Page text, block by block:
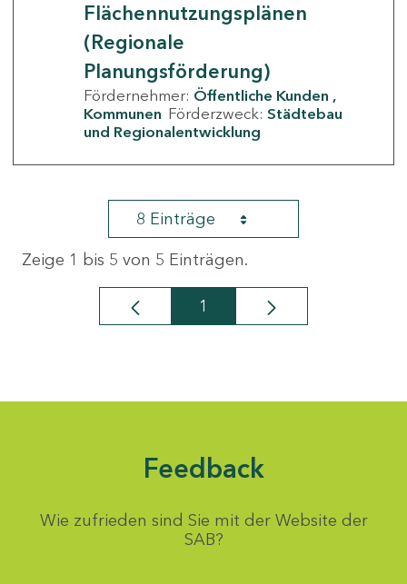
Flächennutzungsplänen
(Regionale
Planungsförderung)
Fördernehmer: Öffentliche Kunden
Kommunen Förderzweck: Städtebau
und Regionalentwicklung
8 Einträge
Zeige 1 bis 5 von 5 Einträgen.
Seite
1
Feedback
Wie zufrieden sind Sie mit der Website der
SAB?